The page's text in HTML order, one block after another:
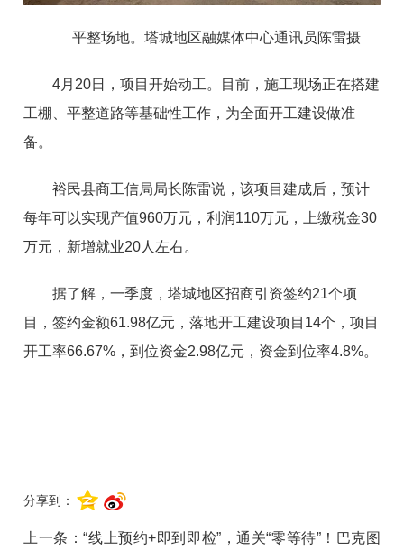
平整场地。塔城地区融媒体中心通讯员陈雷摄
4月20日，项目开始动工。目前，施工现场正在搭建
工棚、平整道路等基础性工作，为全面开工建设做准
备。
裕民县商工信局局长陈雷说，该项目建成后，预计
每年可以实现产值960万元，利润110万元，上缴税金30
万元，新增就业20人左右。
据了解，一季度，塔城地区招商引资签约21个项
目，签约金额61.98亿元，落地开工建设项目14个，项目
开工率66.67%，到位资金2.98亿元，资金到位率4.8%。
分享到：
上一条：“线上预约+即到即检”，通关“零等待”！巴克图